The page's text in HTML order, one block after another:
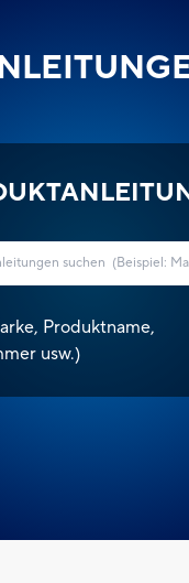
Produktname,
usw.)